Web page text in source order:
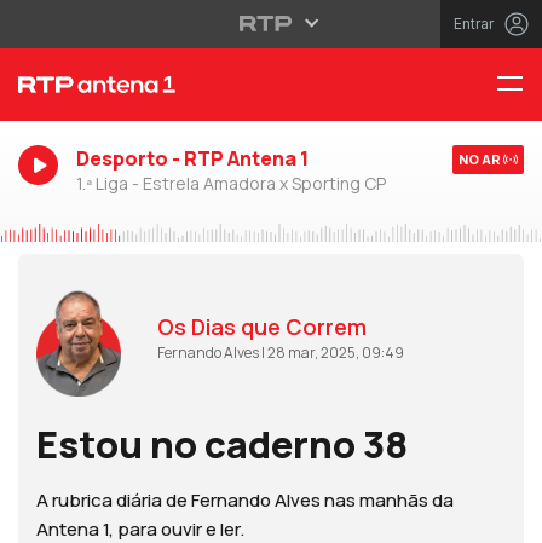
Entrar
Desporto - RTP Antena 1
1.ª Liga - Estrela Amadora x Sporting CP
NO AR
Os Dias que Correm
Fernando Alves | 28 mar, 2025, 09:49
Estou no caderno 38
A rubrica diária de Fernando Alves nas manhãs da
Antena 1, para ouvir e ler.